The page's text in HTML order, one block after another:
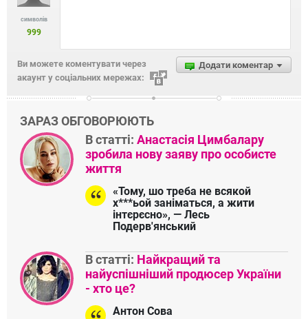
символів
999
Додати коментар
Ви можете коментувати через
акаунт у соціальних мережах:
ЗАРАЗ ОБГОВОРЮЮТЬ
В статті: Анастасія Цимбалару
зробила нову заяву про особисте
життя
«Тому, шо треба не всякой
х***ьой заніматься, а жити
інтєрєсно», — Лесь
Подерв'янський
В статті: Найкращий та
найуспішніший продюсер України
- хто це?
Антон Сова